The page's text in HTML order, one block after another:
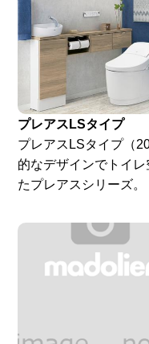
プレアスLSタイプ
プレアスLSタイプ（
的なデザインでトイ
たプレアスシリーズ